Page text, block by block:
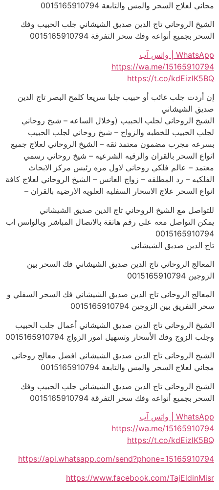
مجاني لعلاج السحر والمس والتابعة 0015165910794
الشيخ الروحاني تاج الدين صديق الشيشاني جلب الحبيب وفك
السحر بجميع أنواعه وفك سحر التفرقة 0015165910794
WhatsApp | واتس آب
https://wa.me/15165910794
https://t.co/kdEizlK5BQ
إن أردت جلب غائب أو حبيب جلبا سريعا كلمح البصر تاج الدين
صديق الشيشاني
الشيخ الروحاني لجلب الحبيب (وخلال الساعه – شيخ روحاني
لجلب الحبيب للخطبه والزواج – شيخ روحاني لجلب الحبيب
بسرعه مجرب مضمون معتمد ثقه – الشيخ الروحاني لعلاج جميع
انواع السحر بالقران والرقيه الشرعيه – شيخ روحاني رسمي
معتمد – عالم فلكي روحاني لاول مره رئيس مركز الابحاث
الفلكيه – رد المطلقه – زواج العانس – الشيخ الروحاني لعلاج كافة
انواع السحر علاج الاسحار السفليه العلويه الارضيه بالقران –
للتواصل مع الشيخ الروحاني تاج الدين صديق الشيشاني
يمكن التواصل معه على رقم هاتفة بالاتصال المباشر وبالواتس اب
0015165910794
تاج الدين صديق الشيشاني
المعالج الروحاني تاج الدين صديق الشيشاني فك السحر بين
الزوجين 0015165910794
المعالج الروحاني تاج الدين صديق الشيشاني فك السحر السفلي و
سحر التفريق بين الزوجين 0015165910794
الشيخ الروحاني تاج الدين صديق الشيشاني أعمال جلب الحبيب
وجلب الزوج وفك الأسحار وتسهيل امور الزواج 0015165910794
الشيخ الروحاني تاج الدين صديق الشيشاني افضل معالج روحاني
مجاني لعلاج السحر والمس والتابعة 0015165910794
الشيخ الروحاني تاج الدين صديق الشيشاني جلب الحبيب وفك
السحر بجميع أنواعه وفك سحر التفرقة 0015165910794
WhatsApp | واتس آب
https://wa.me/15165910794
https://t.co/kdEizlK5BQ
https://api.whatsapp.com/send?phone=15165910794
https://www.facebook.com/TajEldinMisr